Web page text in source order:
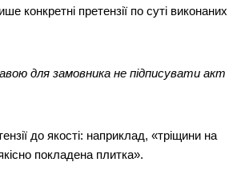
конкретні претензії по суті виконаних
для замовника не підписувати акт
до якості: наприклад, «тріщини на
покладена плитка».